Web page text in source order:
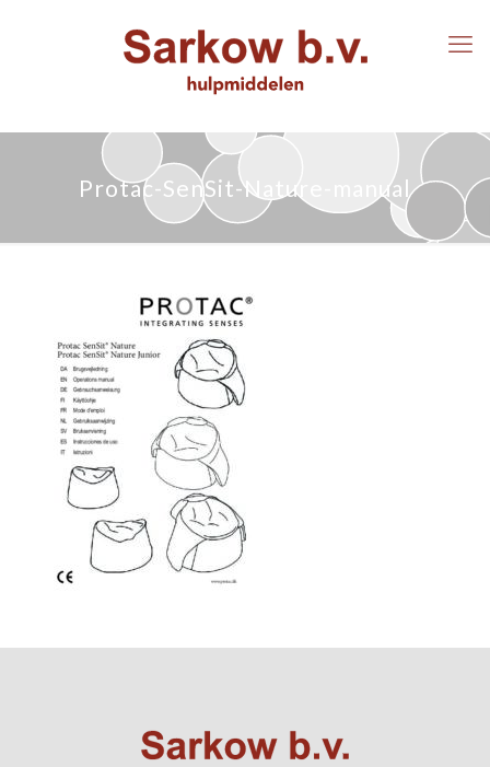
Protac-SenSit-Nature-manual